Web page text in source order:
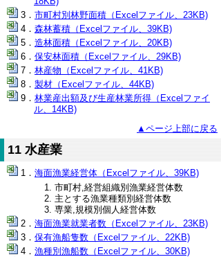
市町村別林野面積（Excelファイル、23KB)
森林蓄積（Excelファイル、39KB)
造林面積（Excelファイル、20KB)
保安林面積（Excelファイル、29KB)
林産物（Excelファイル、41KB)
製材（Excelファイル、44KB)
林業産出額及び生産林業所得（Excelファイ
ル、14KB)
▲ページ上部に戻る
11 水産業
海面漁業経営体（Excelファイル、39KB)
市町村,経営組織別漁業経営体数
主とする漁業種類別経営体数
専業,規模別個人経営体数
海面漁業就業者数（Excelファイル、23KB)
保有漁船隻数（Excelファイル、22KB)
漁種別漁船数（Excelファイル、30KB)